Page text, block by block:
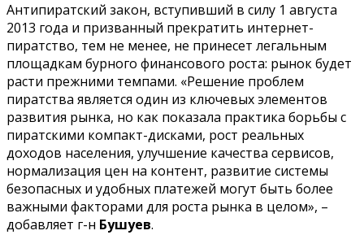
Антипиратский закон, вступивший в силу 1 августа
2013 года и призванный прекратить интернет-
пиратство, тем не менее, не принесет легальным
площадкам бурного финансового роста: рынок будет
расти прежними темпами. «Решение проблем
пиратства является один из ключевых элементов
развития рынка, но как показала практика борьбы с
пиратскими компакт-дисками, рост реальных
доходов населения, улучшение качества сервисов,
нормализация цен на контент, развитие системы
безопасных и удобных платежей могут быть более
важными факторами для роста рынка в целом», –
добавляет г-н Бушуев.